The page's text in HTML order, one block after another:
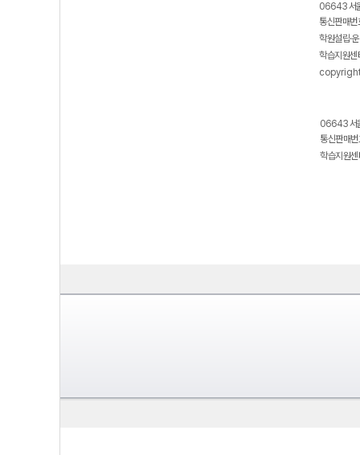
06643 서
통신판매
학원설립·
학습지원
06643 서
통신판매
학습지원